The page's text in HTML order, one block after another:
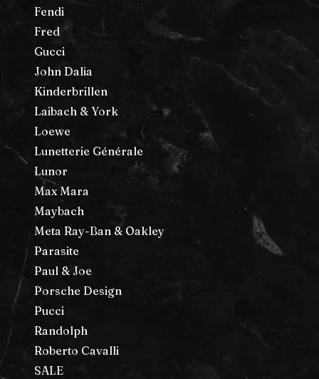
Fendi
Fred
Gucci
John Dalia
Kinderbrillen
Laibach & York
Loewe
Lunetterie Générale
Lunor
Max Mara
Maybach
Meta Ray-Ban & Oakley
Parasite
Paul & Joe
Porsche Design
Pucci
Randolph
Roberto Cavalli
SALE